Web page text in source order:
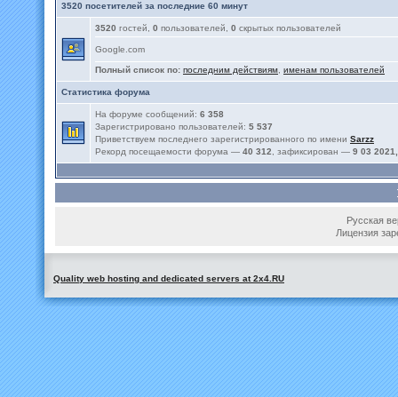
3520 посетителей за последние 60 минут
3520 гостей, 0 пользователей, 0 скрытых пользователей
Google.com
Полный список по: последним действиям именам пользователей
Статистика форума
На форуме сообщений: 6 358
Зарегистрировано пользователей: 5 537
Приветствуем последнего зарегистрированного по имени Sarzz
Рекорд посещаемости форума — 40 312 , зафиксирован — 9 03
Русская
Лицензия
Quality web hosting and dedicated servers at 2x4.RU